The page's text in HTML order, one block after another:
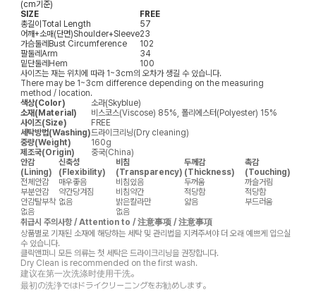
(cm기준)
SIZE
FREE
총길이 Total Length
57
어깨+소매(단면)Shoulder+Sleeve23
가슴둘레 Bust Circumference
102
팔둘레 Arm
34
밑단둘레 Hem
100
사이즈는 재는 위치에 따라 1~3cm의 오차가 생길 수 있습니다.
There may be 1~3cm difference depending on the measuring
method / location.
색상(Color)
소라(Skyblue)
소재(Material)
비스코스(Viscose) 85%, 폴리에스터(Polyester) 15%
사이즈(Size)
FREE
세탁방법(Washing)드라이크리닝(Dry cleaning)
중량(Weight)
160g
제조국(Origin)
중국(China)
안감
(Lining)
신축성
(Flexibility)
비침
(Transparency)
두께감
(Thickness)
촉감
(Touching)
전체안감
매우좋음 비침있음 두꺼움
까슬거림
부분안감
약간당겨짐 비침약간 적당함
적당함
안감탈부착 없음 밝은칼라만 얇음
부드러움
없음
없음
취급시 주의사항 / Attention to / 注意事项 / 注意事項
상품별로 기재된 소재에 해당하는 세탁 및 관리법을 지켜주셔야 더 오래 예쁘게 입으실
수 있습니다.
클릭앤퍼니 모든 의류는 첫 세탁은 드라이크리닝을 권장합니다.
Dry Clean is recommended on the first wash.
建议在第一次洗涤时使用干洗。
最初の洗浄ではドライクリーニングをお勧めします。